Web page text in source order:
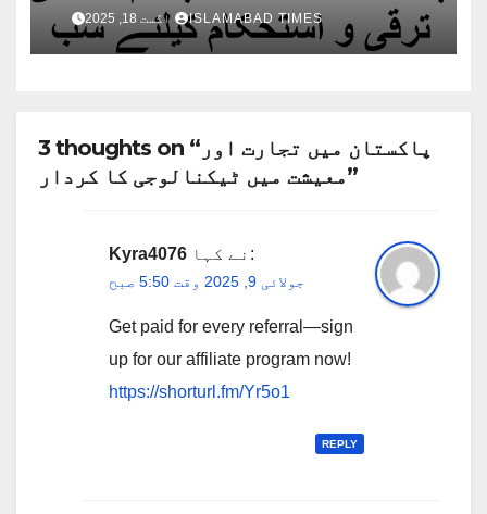
متحد ہونا ہوگا
اگست 18, 2025 ISLAMABAD TIMES
3 thoughts on “پاکستان میں تجارت اور
معیشت میں ٹیکنالوجی کا کردار”
Kyra4076 نے کہا:
جولائی 9, 2025 وقت 5:50 صبح
Get paid for every referral—sign
up for our affiliate program now!
https://shorturl.fm/Yr5o1
REPLY